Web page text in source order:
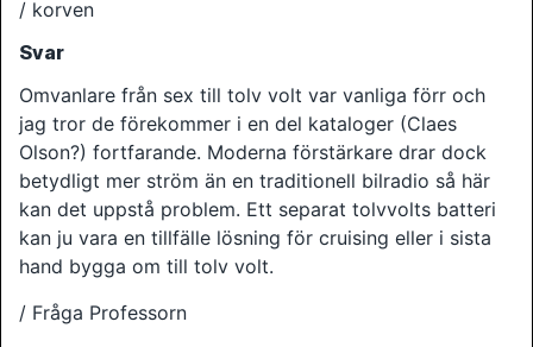
/ korven
Svar
Omvanlare från sex till tolv volt var vanliga förr och
jag tror de förekommer i en del kataloger (Claes
Olson?) fortfarande. Moderna förstärkare drar dock
betydligt mer ström än en traditionell bilradio så här
kan det uppstå problem. Ett separat tolvvolts batteri
kan ju vara en tillfälle lösning för cruising eller i sista
hand bygga om till tolv volt.
/ Fråga Professorn